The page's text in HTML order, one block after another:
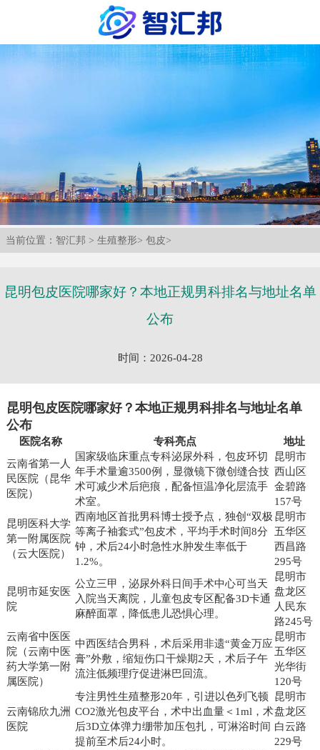
当前位置： 智汇邦 > 生殖整形> 包皮>
昆明包皮医院哪家好？本地正规男科排名与地址名单
公布
时间：2026-04-28
昆明包皮医院哪家好？本地正规男科排名与地址名单
公布
医院名称 专科亮点
地址
云南省第一人
民医院（昆华
医院）
国家级临床重点专科泌尿外科，包皮环切
年手术量逾3500例，显微镜下微创缝合技
术可减少术后疤痕，配备恒温净化层流手
术室。
昆明市
西山区
金碧路
157号
昆明医科大学
第一附属医院
（云大医院）
西南地区首批男科博士授予点，独创“双极
等离子袖套式”包皮术，平均手术时间8分
钟，术后24小时急性水肿发生率低于
1.2%。
昆明市
五华区
西昌路
295号
昆明市延安医
院
公立三甲，泌尿外科日间手术中心可当天
入院当天离院，儿童包皮专区配备3D卡通
麻醉面罩，降低患儿恐惧心理。
昆明市
盘龙区
人民东
路245号
云南省中医医
院（云南中医
药大学第一附
属医院）
中西医结合男科，术后采用非遗“黄金万应
膏”外敷，缩短伤口干燥期2天，术后子午
流注低频理疗促进淋巴回流。
昆明市
五华区
光华街
120号
云南锦欣九洲
医院
专注男性生殖整形20年，引进以色列飞顿
CO2激光包皮平台，术中出血量＜1ml，术
后3D立体弹力绷带加压包扎，可淋浴时间
提前至术后24小时。
昆明市
盘龙区
白云路
229号